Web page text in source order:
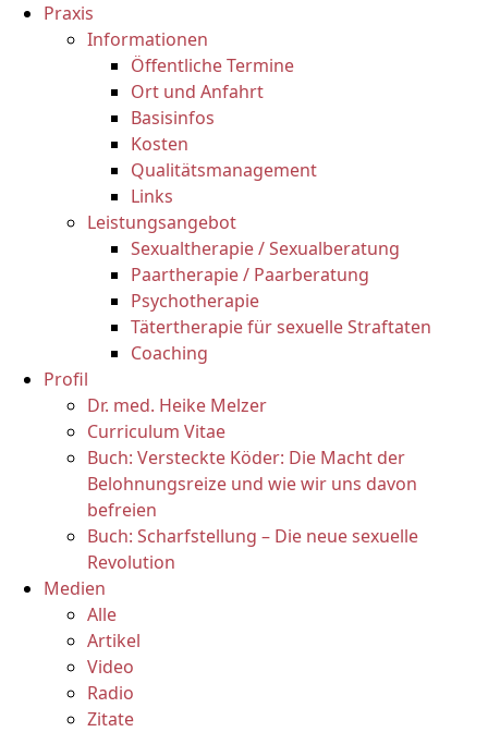
Praxis
Informationen
Öffentliche Termine
Ort und Anfahrt
Basisinfos
Kosten
Qualitätsmanagement
Links
Leistungsangebot
Sexualtherapie / Sexualberatung
Paartherapie / Paarberatung
Psychotherapie
Tätertherapie für sexuelle Straftaten
Coaching
Profil
Dr. med. Heike Melzer
Curriculum Vitae
Buch: Versteckte Köder: Die Macht der
Belohnungsreize und wie wir uns davon
befreien
Buch: Scharfstellung – Die neue sexuelle
Revolution
Medien
Alle
Artikel
Video
Radio
Zitate